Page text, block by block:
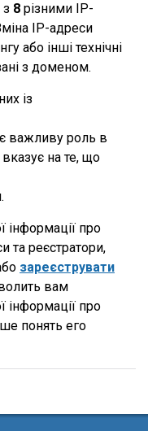
8 різними IP-
IP-адреси
або інші технічні
з доменом.
із
важливу роль в
на те, що
інформації про
та реєстратори,
зареєструвати
вам
інформації про
понять его